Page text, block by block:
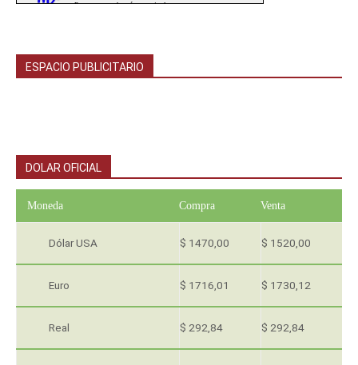
ESPACIO PUBLICITARIO
DOLAR OFICIAL
Moneda Compra Venta
Dólar USA $ 1470,00 $ 1520,00
Euro $ 1716,01 $ 1730,12
Real $ 292,84 $ 292,84